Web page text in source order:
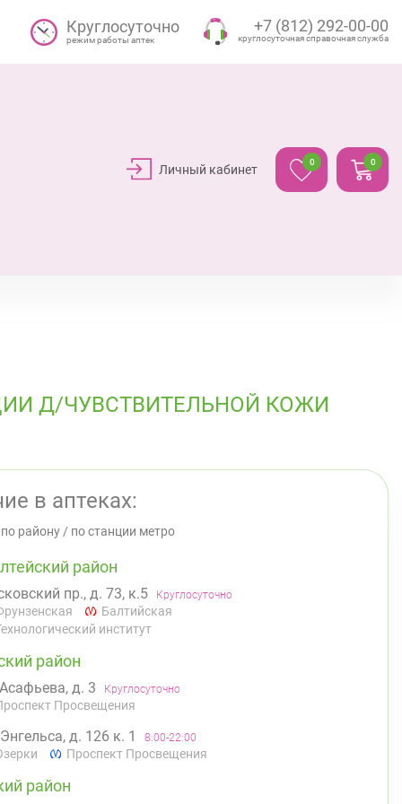
Круглосуточно
режим работы аптек
+7 (812) 292-00-00
круглосуточная справочная служба
Личный кабинет
0 0
Д/ЧУВСТВИТЕЛЬНОЙ КОЖИ
в аптеках:
по району / по станции метро
район
пр., д. 73, к.5 Круглосуточно
Балтийская
институт
район
д. 3 Круглосуточно
Просвещения
д. 126 к. 1 8:00-22:00
Проспект Просвещения
район